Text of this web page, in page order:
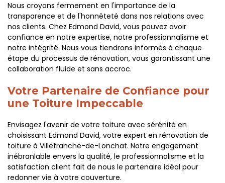
Nous croyons fermement en l'importance de la
transparence et de l'honnêteté dans nos relations avec
nos clients. Chez Edmond David, vous pouvez avoir
confiance en notre expertise, notre professionnalisme et
notre intégrité. Nous vous tiendrons informés à chaque
étape du processus de rénovation, vous garantissant une
collaboration fluide et sans accroc.
Votre Partenaire de Confiance pour
une Toiture Impeccable
Envisagez l'avenir de votre toiture avec sérénité en
choisissant Edmond David, votre expert en rénovation de
toiture à Villefranche-de-Lonchat. Notre engagement
inébranlable envers la qualité, le professionnalisme et la
satisfaction client fait de nous le partenaire idéal pour
redonner vie à votre couverture.